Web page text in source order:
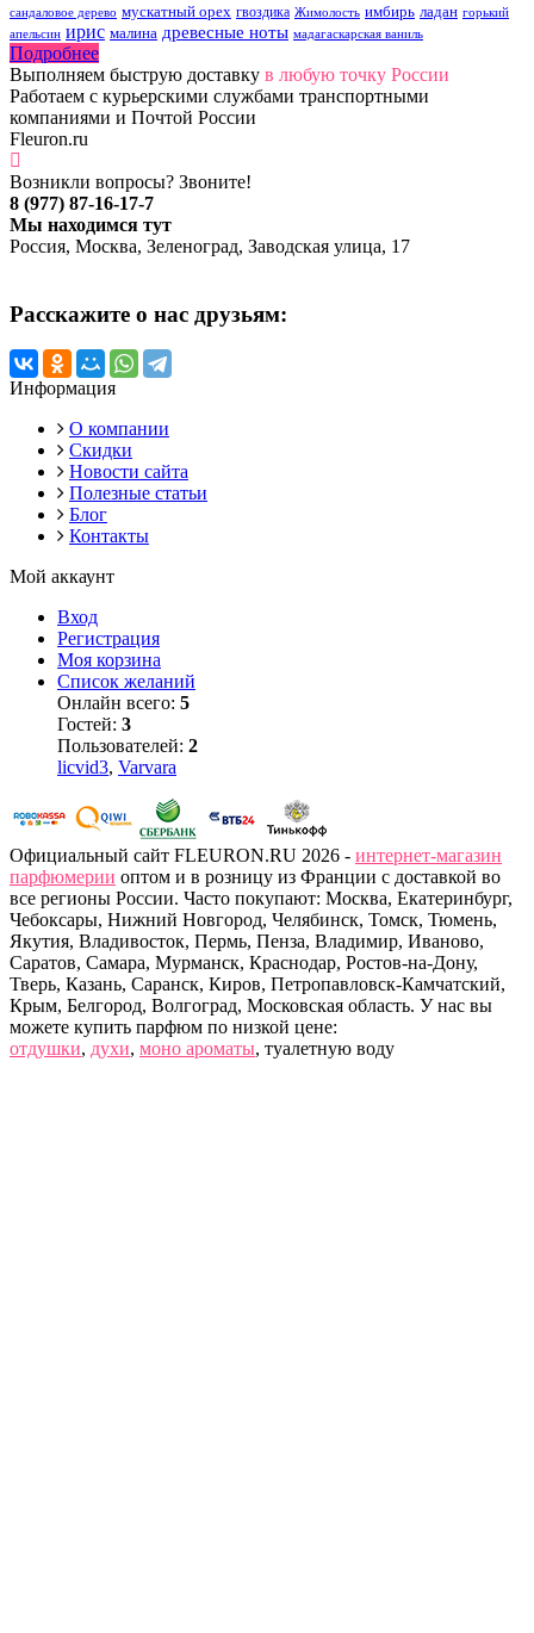
сандаловое дерево мускатный орех гвоздика Жимолость имбирь ладан горький
апельсин ирис малина древесные ноты мадагаскарская ваниль
Подробнее
Выполняем быструю доставку в любую точку России
Работаем с курьерскими службами транспортными
компаниями и Почтой России
Fleuron.ru
Возникли вопросы? Звоните!
8 (977) 87-16-17-7
Мы находимся тут
Россия, Москва, Зеленоград, Заводская улица, 17
Расскажите о нас друзьям:
Информация
О компании
Скидки
Новости сайта
Полезные статьи
Блог
Контакты
Мой аккаунт
Вход
Регистрация
Моя корзина
Список желаний
Онлайн всего: 5
Гостей: 3
Пользователей: 2
licvid3, Varvara
Официальный сайт FLEURON.RU 2026 - интернет-магазин
парфюмерии оптом и в розницу из Франции с доставкой во
все регионы России. Часто покупают: Москва, Екатеринбург,
Чебоксары, Нижний Новгород, Челябинск, Томск, Тюмень,
Якутия, Владивосток, Пермь, Пенза, Владимир, Иваново,
Саратов, Самара, Мурманск, Краснодар, Ростов-на-Дону,
Тверь, Казань, Саранск, Киров, Петропавловск-Камчатский,
Крым, Белгород, Волгоград, Московская область. У нас вы
можете купить парфюм по низкой цене:
отдушки, духи, моно ароматы, туалетную воду